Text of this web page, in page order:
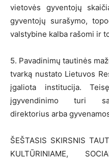
vietovės gyventojų
gyventojų surašymo,
valstybine kalba rašomi ir
5. Pavadinimų tautinės
tvarką nustato Lietuvos
įgaliota institucija.
įgyvendinimo turi
direktorius arba
ŠEŠTASIS SKIRSNIS
KULTŪRINIAME,